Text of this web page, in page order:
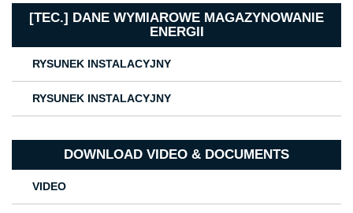
[TEC.] DANE WYMIAROWE MAGAZYNOWANIE
ENERGII
RYSUNEK INSTALACYJNY
RYSUNEK INSTALACYJNY
DOWNLOAD VIDEO & DOCUMENTS
VIDEO